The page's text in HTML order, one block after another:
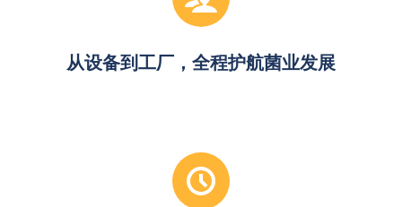
从设备到工厂，全程护航菌业发展